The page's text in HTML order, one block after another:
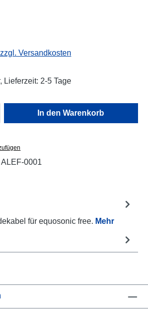
Versandkosten
Lieferzeit: 2-5 Tage
Gib den gewünschten
In den Warenkorb
ALEF-0001
für equosonic free. Mehr